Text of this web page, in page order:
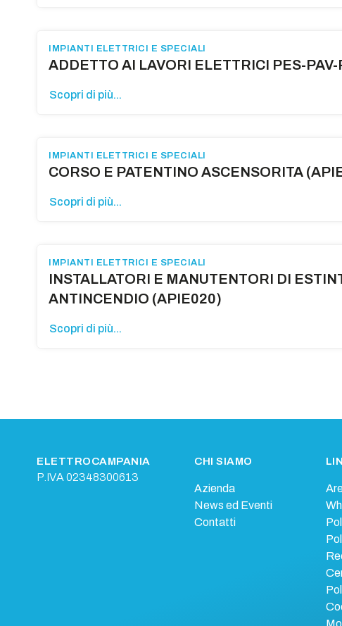
IMPIANTI ELETTRICI E SPECIALI
ADDETTO AI LAVORI ELETTRICI PES-
Scopri di più...
IMPIANTI ELETTRICI E SPECIALI
CORSO E PATENTINO ASCENSORITA
Scopri di più...
IMPIANTI ELETTRICI E SPECIALI
INSTALLATORI E MANUTENTORI DI
ANTINCENDIO (APIE020)
Scopri di più...
ELETTROCAMPANIA
P.IVA 02348300613
CHI SIAMO
Azienda
News ed Eventi
Contatti